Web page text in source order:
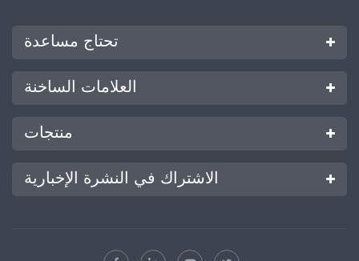
تحتاج مساعدة
العلامات الساخنة
منتجات
الاشتراك في النشرة الإخبارية